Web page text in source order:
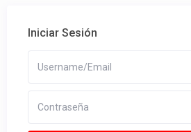
Iniciar Sesión